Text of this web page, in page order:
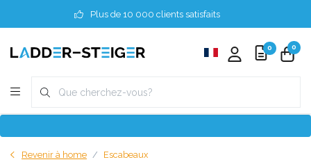
Plus de 10 000 clients satisfaits
0 0
Revenir à home
Escabeaux